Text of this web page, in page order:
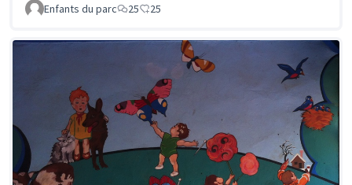
Enfants du parc 25 25